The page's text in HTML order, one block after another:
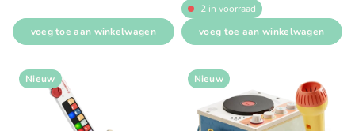
voeg toe aan winkelwagen
2 in voorraad
voeg toe aan winkelwagen
Nieuw Nieuw